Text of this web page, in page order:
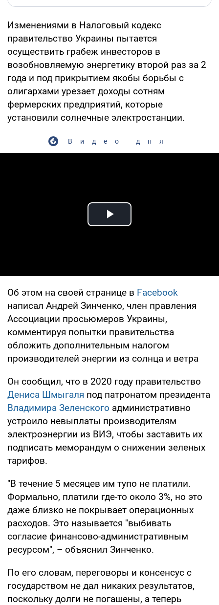
Изменениями в Налоговый кодекс
правительство Украины пытается
осуществить грабеж инвесторов в
возобновляемую энергетику второй раз за 2
года и под прикрытием якобы борьбы с
олигархами урезает доходы сотням
фермерских предприятий, которые
установили солнечные электростанции.
Видео дня
Play Video
Об этом на своей странице в Facebook
написал Андрей Зинченко, член правления
Ассоциации просьюмеров Украины,
комментируя попытки правительства
обложить дополнительным налогом
производителей энергии из солнца и ветра
Он сообщил, что в 2020 году правительство
Дениса Шмыгаля под патронатом президента
Владимира Зеленского административно
устроило невыплаты производителям
электроэнергии из ВИЭ, чтобы заставить их
подписать меморандум о снижении зеленых
тарифов.
"В течение 5 месяцев им тупо не платили.
Формально, платили где-то около 3%, но это
даже близко не покрывает операционных
расходов. Это называется "выбивать
согласие финансово-административным
ресурсом", – объяснил Зинченко.
По его словам, переговоры и консенсус с
государством не дал никаких результатов,
поскольку долги не погашены, а теперь